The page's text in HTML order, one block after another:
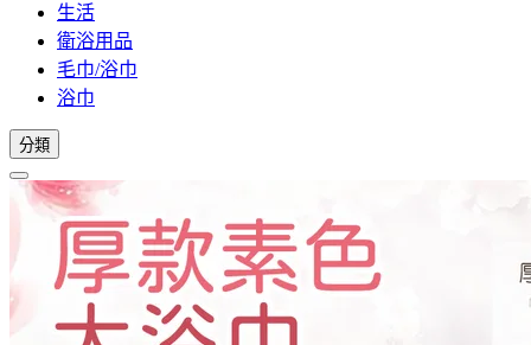
生活
衛浴用品
毛巾/浴巾
浴巾
分類